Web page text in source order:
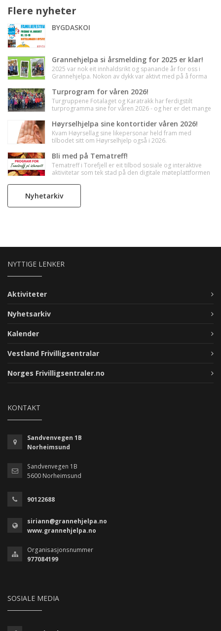
Flere nyheter
BYGDASKOI
Grannehjelpa si årsmelding for 2025 er klar!
2025 var nok eit innhaldsrikt og spanande år for oss i
Grannehjelpa. Nokon av dykk var aktivt med på å forma
vore gode støttespelarar og heia på oss heile vegen. No
kan du endeleg lesa om alt me og våre gode allierte
hadde føre i fjor!
Turprogram for våren 2026!
Turgruppene Fotalaget og Karatrakk har ferdigstilt
turprogramma sine for våren 2026 - og her er det mange
Karatrakk har plass til fleire turvener, så om du har tid og
lyst, er det berre til å slengja seg med. Berre møt opp ved
Spar i Norheimsund kl. 11 på tysdagar (for Fotalaget) eller
onsdagar (for Karatrakk). Tilbodet er gratis, og ope for
alle! (Det einaste ein betalar for, er køyrepengar dei
gongane ein lyt nytta bil til startpunktet for turen - maks
50 kr,-.)
Høyrselhjelpa sine kontortider våren 2026!
Kvam Høyrsellag sine likepersonar held fram med
tilbodet sitt om Høyrselhjelp også i 2026.
vedlikehald av høyreapparat, og låna ut
samtaleforsterkarar. I tillegg, sel dei batteri, filter, og anna
naudsynt utstyr. Dei har kontortid i Grannehjelpa sine
lokal den fyrste og tredje torsdagen i månaden frå kl. 10
til 12. Sjå fullstendig datooversikt nedanfor. Velkomen
innom!
Bli med på Tematreff!
Tematreff i Torefjell er eit tilbod sosiale og interaktive
aktivitetar som tek stad på den digitale møteplattformen
føredrag og kurs, eller matlaging, trening og sosialt
samkome. Aktivitet og tema varierer frå gong til gong, så
Nyhetarkiv
NYTTIGE LENKER
Aktiviteter
Nyhetsarkiv
Kalender
Vestland Frivilligsentralar
Norges Frivilligsentraler.no
KONTAKT
Sandvenvegen 1B
Norheimsund
Sandvenvegen 1B
5600 Norheimsund
90122688
siriann@grannehjelpa.no
www.grannehjelpa.no
Organisasjonsnummer
977084199
SOSIALE MEDIA